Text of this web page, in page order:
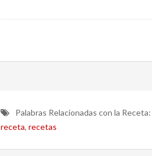
Palabras Relacionadas con la Receta:
receta, recetas